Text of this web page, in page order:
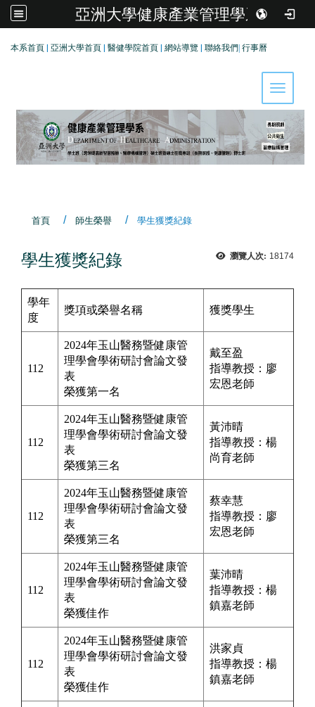
亞洲大學健康產業管理學系
本系首頁 亞洲大學首頁 醫健學院首頁 網站導覽 聯絡我們 行事曆
Toggle
首頁 師生榮譽 學生獲獎紀錄
瀏覽人次: 18174
學生獲獎紀錄
學年
度
獎項或榮譽名稱 獲獎學生
112
2024年玉山醫務暨健康管
理學會學術研討會論文發
表
榮獲第一名
戴至盈
指導教授：廖
宏恩老師
112
2024年玉山醫務暨健康管
理學會學術研討會論文發
表
榮獲第三名
黃沛晴
指導教授：楊
尚育老師
112
2024年玉山醫務暨健康管
理學會學術研討會論文發
表
榮獲第三名
蔡幸慧
指導教授：廖
宏恩老師
112
2024年玉山醫務暨健康管
理學會學術研討會論文發
表
榮獲佳作
葉沛晴
指導教授：楊
鎮嘉老師
112
2024年玉山醫務暨健康管
理學會學術研討會論文發
表
榮獲佳作
洪家貞
指導教授： 楊
鎮嘉老師